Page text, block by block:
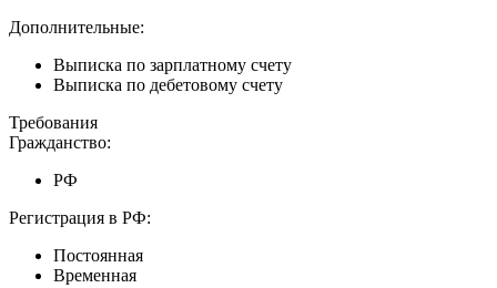
Дополнительные:
Выписка по зарплатному счету
Выписка по дебетовому счету
Требования
Гражданство:
РФ
Регистрация в РФ:
Постоянная
Временная